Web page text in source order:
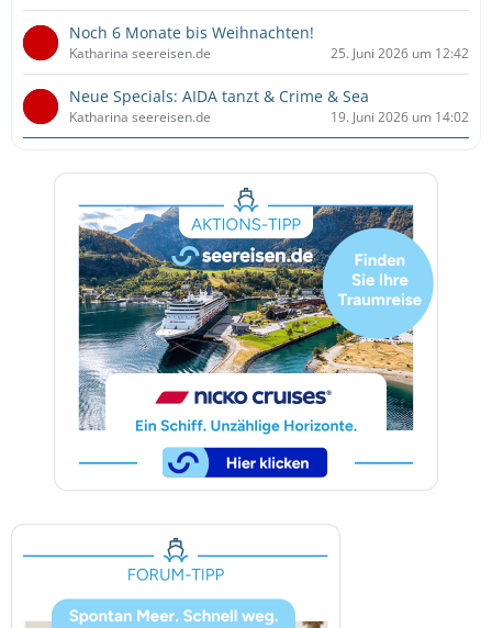
Noch 6 Monate bis Weihnachten!
Katharina seereisen.de 25. Juni 2026 um 12:42
Neue Specials: AIDA tanzt & Crime & Sea
Katharina seereisen.de 19. Juni 2026 um 14:02